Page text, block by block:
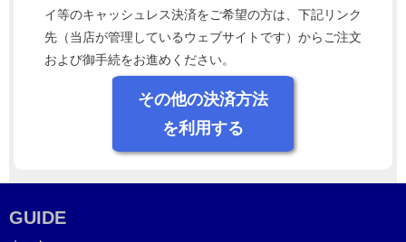
イ等のキャッシュレス決済をご希望の方は、下記リンク
先（当店が管理しているウェブサイトです）からご注文
および御手続をお進めください。
その他の決済方法
を利用する
GUIDE